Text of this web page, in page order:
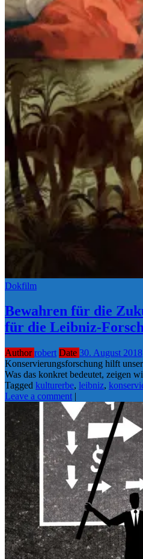
Dokfilm
Bewahren für die
für die Leibniz-
Authorrobert Date 30. August 2018
Konservierungsforschung hilft
Was das konkret bedeutet, zeigen
Tagged kulturerbe, leibniz,
Leave a comment |